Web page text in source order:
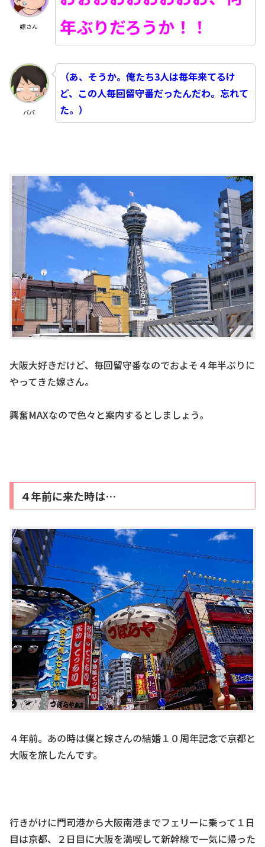
嫁さん
年ぶりだろうか！！
パパ
（あ、そうか。俺たち3人は毎年来てるけ
ど、この人毎回留守番だったんだわ。忘れて
た。）
大阪大好きだけど、毎回留守番なのでおよそ４年半ぶりに
やってきた嫁さん。
興奮MAXなので色々と案内するとしましょう。
４年前に来た時は…
４年前。あの時は僕と嫁さんの結婚１０周年記念で京都と
大阪を旅したんです。
行きがけに門司港から大阪南港までフェリーに乗って１日
目は京都、２日目に大阪を満喫して新幹線で一気に帰った